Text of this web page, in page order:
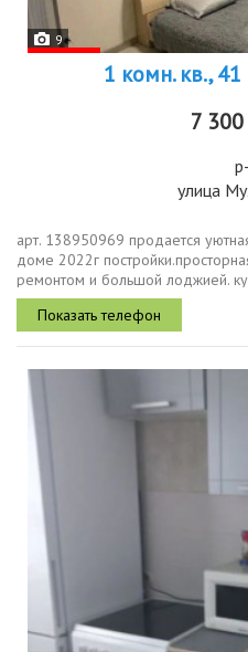
9
1 комн. кв.,
7
улица
арт. 138950969 продается
доме 2022г
ремонтом и большой лоджией.
необходимым, включая
мебели и техники...